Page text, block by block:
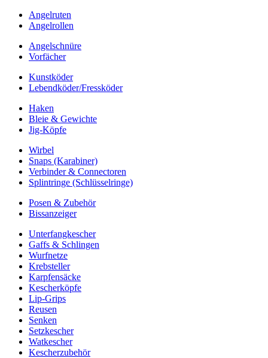
Angelruten
Angelrollen
Angelschnüre
Vorfächer
Kunstköder
Lebendköder/Fressköder
Haken
Bleie & Gewichte
Jig-Köpfe
Wirbel
Snaps (Karabiner)
Verbinder & Connectoren
Splintringe (Schlüsselringe)
Posen & Zubehör
Bissanzeiger
Unterfangkescher
Gaffs & Schlingen
Wurfnetze
Krebsteller
Karpfensäcke
Kescherköpfe
Lip-Grips
Reusen
Senken
Setzkescher
Watkescher
Kescherzubehör